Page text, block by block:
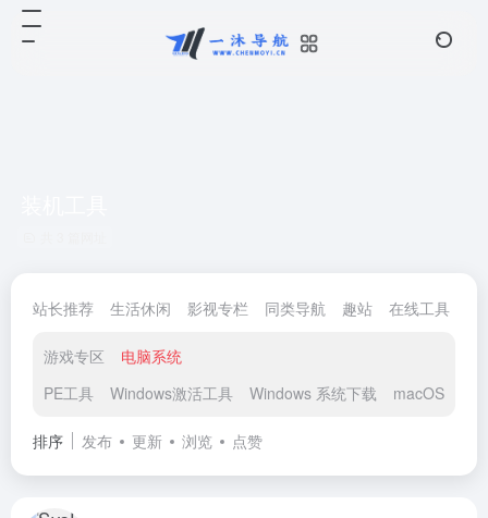
站长推荐 生活休闲 影视专栏 同类导航 趣站 在线工具
游戏专区
电脑系统
PE工具
Windows激活工具 Windows 系统下载 macOS 系统
排序 发布 更新 浏览 点赞